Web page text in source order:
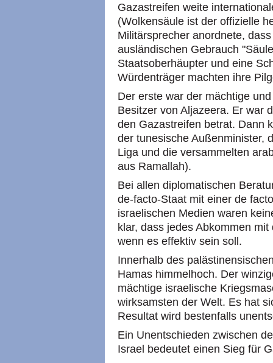
Gazastreifen weite
(Wolkensäule ist der offizielle
Militärsprecher anordnete,
ausländischen Gebrauch
Staatsoberhäupter und eine
Würdenträger machten ihre
Der erste war der mächtige
Besitzer von Aljazeera. Er war
den Gazastreifen betrat. Dann
der tunesische Außenminister,
Liga und die versammelten
aus Ramallah).
Bei allen diplomatischen
de-facto-Staat mit einer de
israelischen Medien waren
klar, dass jedes Abkommen
wenn es effektiv sein soll.
Innerhalb des
Hamas himmelhoch. Der
mächtige israelische
wirksamsten der Welt. Es hat
Resultat wird bestenfalls
Ein Unentschieden zwischen
Israel bedeutet einen Sieg für